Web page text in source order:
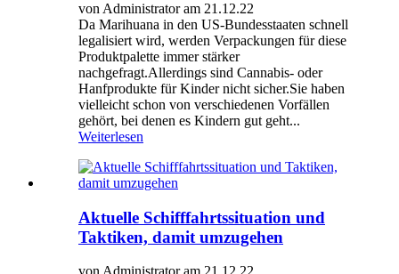
von Administrator am 21.12.22
Da Marihuana in den US-Bundesstaaten schnell
legalisiert wird, werden Verpackungen für diese
Produktpalette immer stärker
nachgefragt.Allerdings sind Cannabis- oder
Hanfprodukte für Kinder nicht sicher.Sie haben
vielleicht schon von verschiedenen Vorfällen
gehört, bei denen es Kindern gut geht...
Weiterlesen
Aktuelle Schifffahrtssituation und
Taktiken, damit umzugehen